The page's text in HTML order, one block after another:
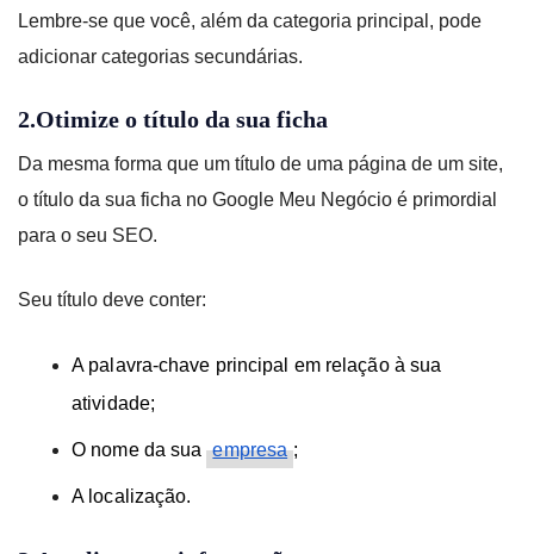
Lembre-se que você, além da categoria principal, pode
adicionar categorias secundárias.
2.Otimize o título da sua ficha
Da mesma forma que um título de uma página de um site,
o título da sua ficha no Google Meu Negócio é primordial
para o seu SEO.
Seu título deve conter:
A palavra-chave principal em relação à sua
atividade;
O nome da sua empresa ;
A localização.